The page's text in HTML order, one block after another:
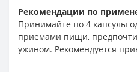
Рекомендации по
Принимайте по 4 капсулы
приемами пищи,
ужином. Рекомендуется